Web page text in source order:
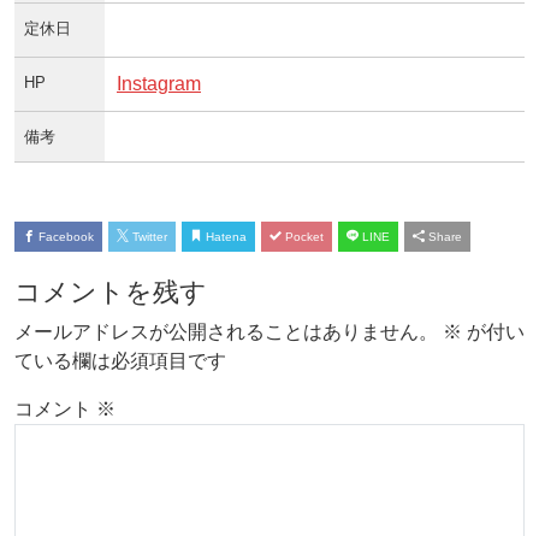
定休日
HP Instagram
備考
Facebook Twitter Hatena Pocket LINE Share
コメントを残す
メールアドレスが公開されることはありません。 ※ が付い
ている欄は必須項目です
コメント ※